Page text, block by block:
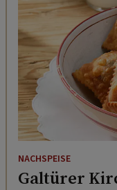
NACHSPEISE
Galtürer